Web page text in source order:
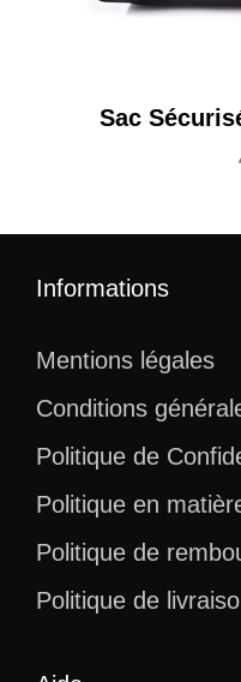
Sac
Informations
Mentions légales
Conditions
Politique de
Politique en
Politique de
Politique de